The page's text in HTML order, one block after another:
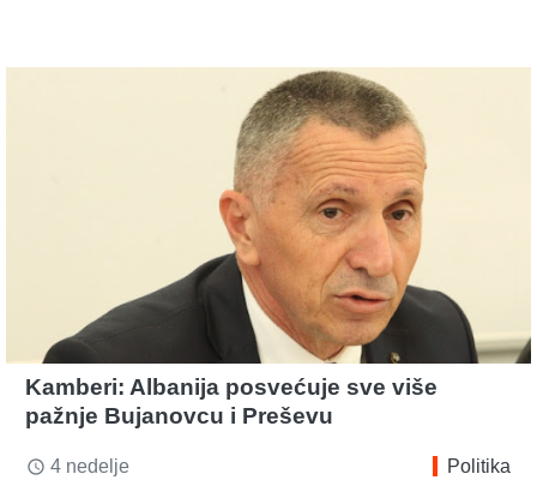
Kamberi: Albanija posvećuje sve više
pažnje Bujanovcu i Preševu
access_time 4 nedelje Politika